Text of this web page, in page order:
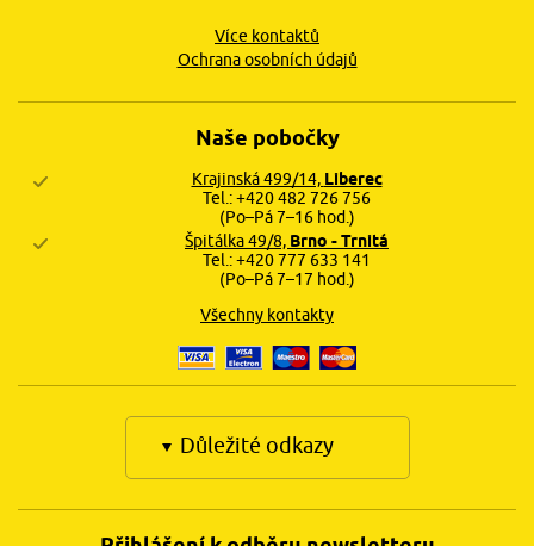
Více kontaktů
Ochrana osobních údajů
Naše pobočky
Krajinská 499/14, Liberec
Tel.: +420 482 726 756
(Po–Pá 7–16 hod.)
Špitálka 49/8, Brno - Trnitá
Tel.: +420 777 633 141
(Po–Pá 7–17 hod.)
Všechny kontakty
Důležité odkazy